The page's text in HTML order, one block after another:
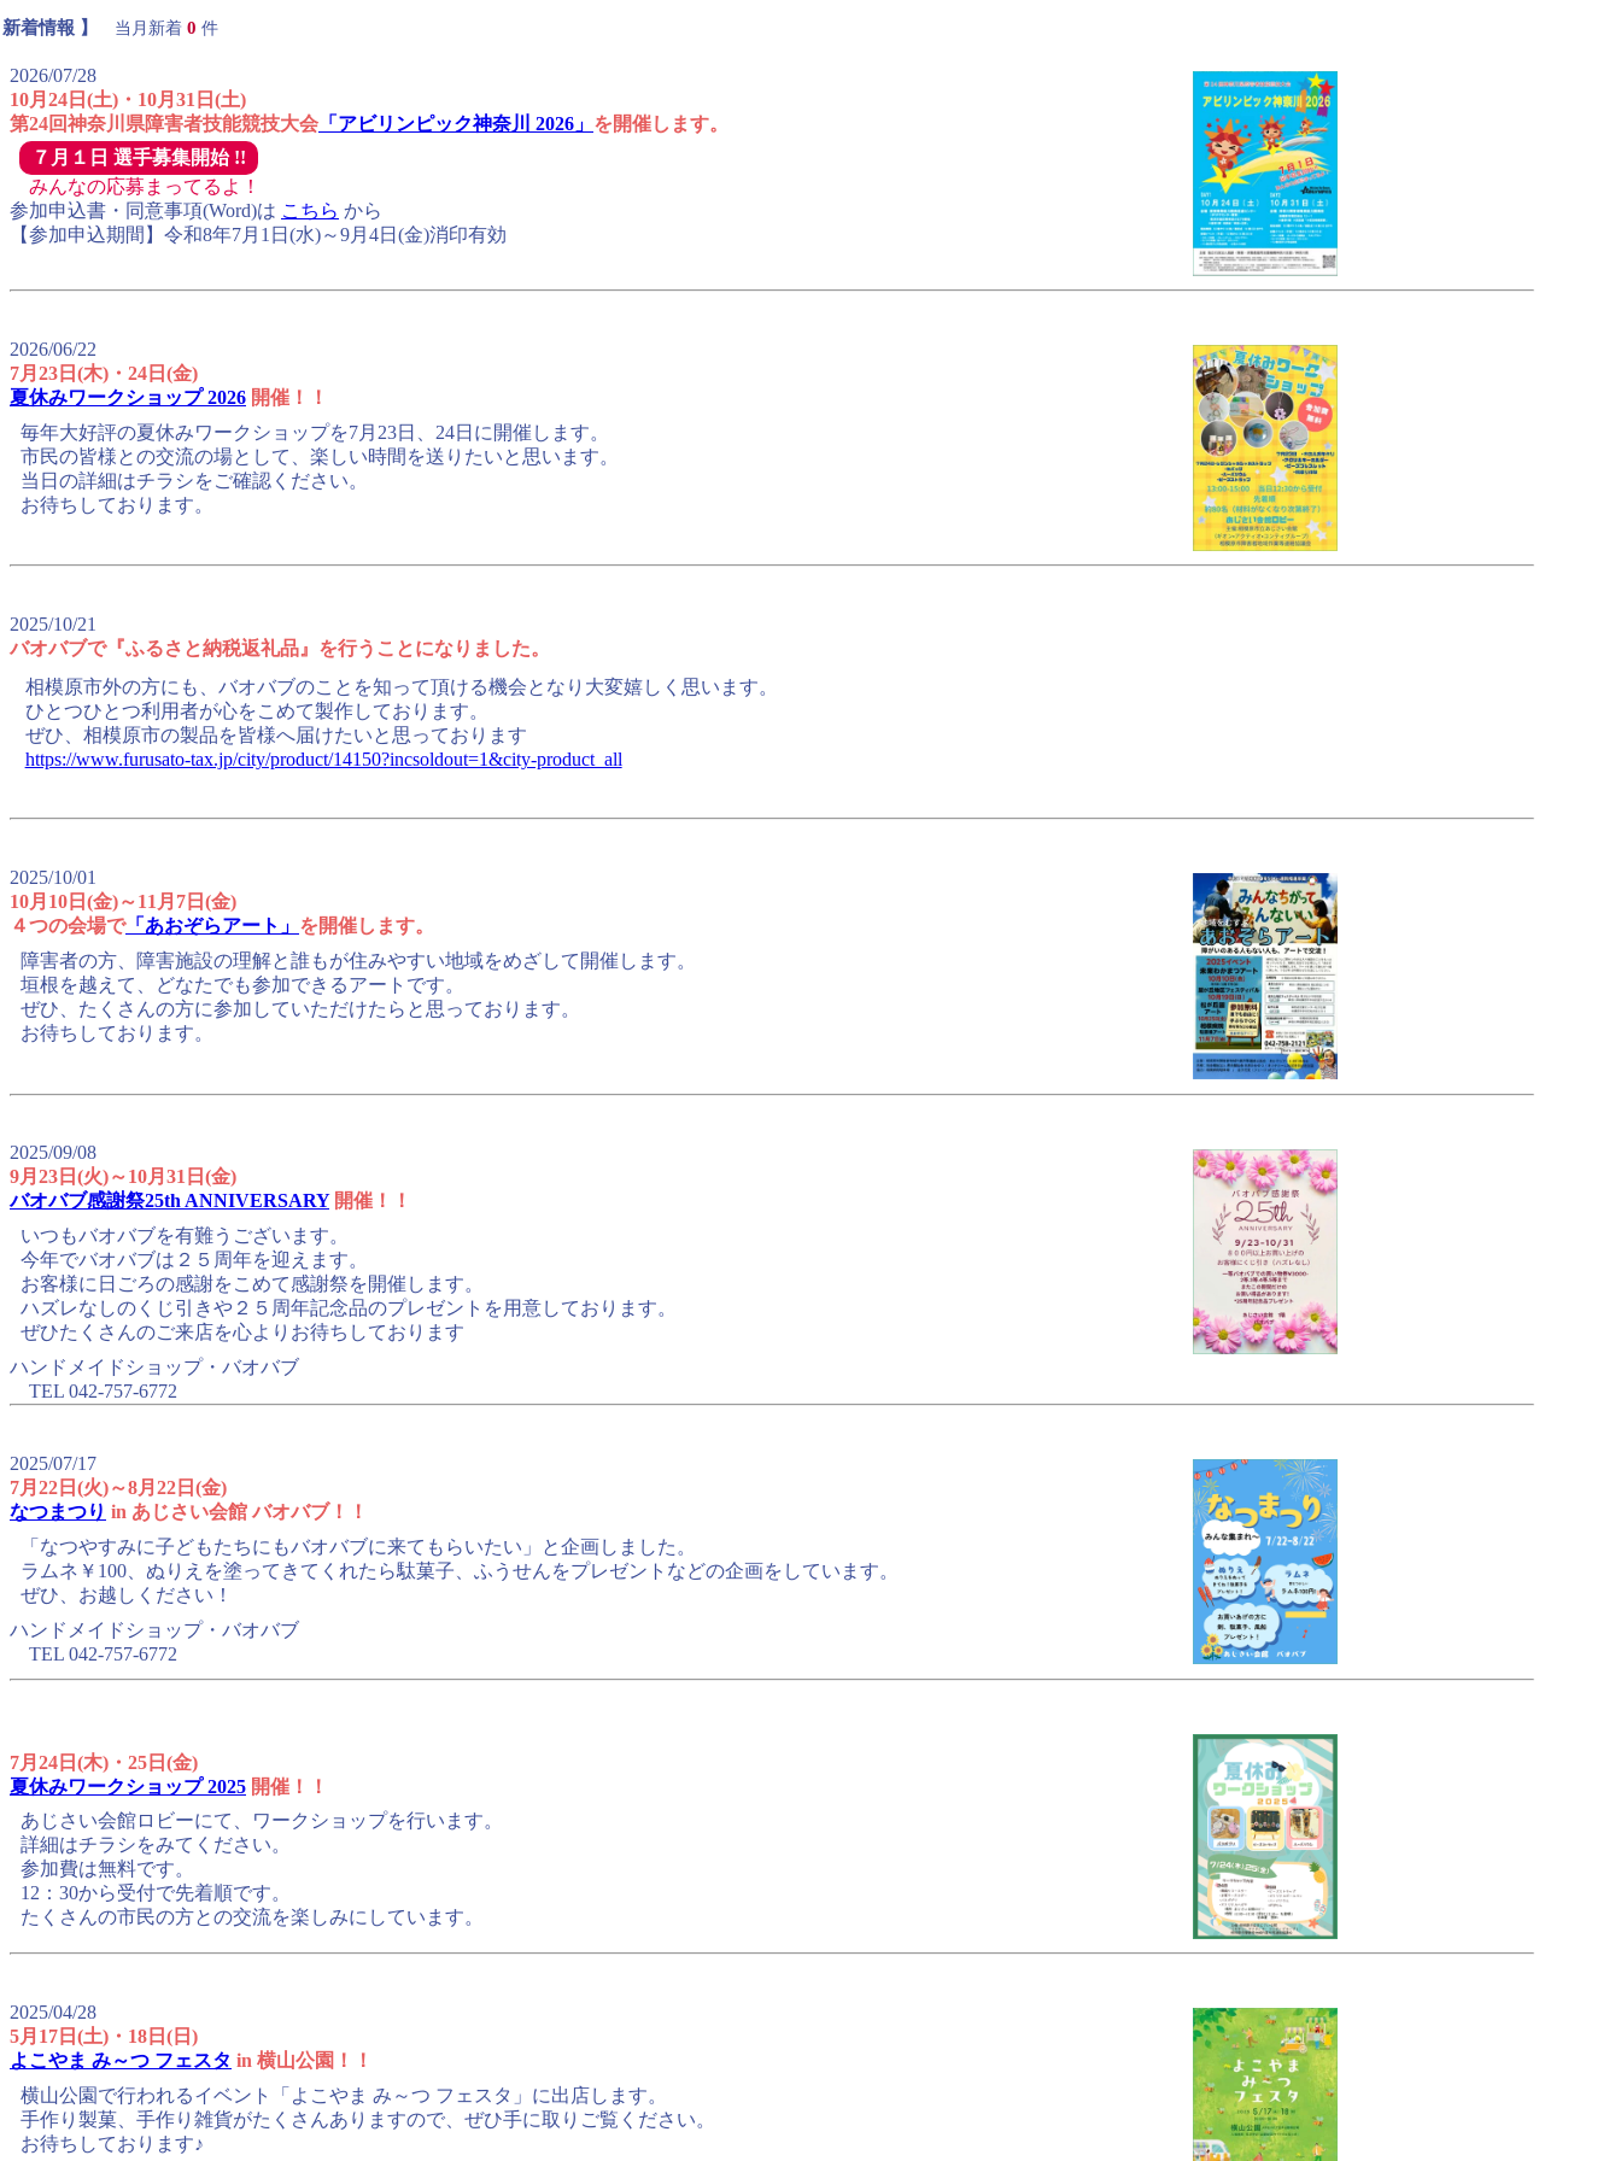
着情報 】 当月新着 0 件
2026/07/28
10月24日(土)・10月31日(土)
第24回神奈川県障害者技能競技大会 「アビリンピック神奈川 2026」 を開催します。
７月１日 選手募集開始 !!
みんなの応募まってるよ！
参加申込書・同意事項(Word)は こちら から
【参加申込期間】令和8年7月1日(水)～9月4日(金)消印有効
2026/06/22
7月23日(木)・24日(金)
夏休みワークショップ 2026 開催！！
毎年大好評の夏休みワークショップを7月23日、24日に開催します。
市民の皆様との交流の場として、楽しい時間を送りたいと思います。
当日の詳細はチラシをご確認ください。
お待ちしております。
2025/10/21
バオバブで『ふるさと納税返礼品』を行うことになりました。
相模原市外の方にも、バオバブのことを知って頂ける機会となり大変嬉しく思います。
ひとつひとつ利用者が心をこめて製作しております。
ぜひ、相模原市の製品を皆様へ届けたいと思っております
https://www.furusato-tax.jp/city/product/14150?incsoldout=1&city-product_all
2025/10/01
10月10日(金)～11月7日(金)
４つの会場で「あおぞらアート」 を開催します。
障害者の方、障害施設の理解と誰もが住みやすい地域をめざして開催します。
垣根を越えて、どなたでも参加できるアートです。
ぜひ、たくさんの方に参加していただけたらと思っております。
お待ちしております。
2025/09/08
9月23日(火)～10月31日(金)
バオバブ感謝祭25th ANNIVERSARY開催！！
いつもバオバブを有難うございます。
今年でバオバブは２５周年を迎えます。
お客様に日ごろの感謝をこめて感謝祭を開催します。
ハズレなしのくじ引きや２５周年記念品のプレゼントを用意しております。
ぜひたくさんのご来店を心よりお待ちしております
ハンドメイドショップ・バオバブ
TEL 042-757-6772
2025/07/17
7月22日(火)～8月22日(金)
なつまつり in あじさい会館 バオバブ！！
「なつやすみに子どもたちにもバオバブに来てもらいたい」と企画しました。
ラムネ￥100、ぬりえを塗ってきてくれたら駄菓子、ふうせんをプレゼントなどの企画をしています。
ぜひ、お越しください！
ハンドメイドショップ・バオバブ
TEL 042-757-6772
7月24日(木)・25日(金)
夏休みワークショップ 2025 開催！！
あじさい会館ロビーにて、ワークショップを行います。
詳細はチラシをみてください。
参加費は無料です。
12：30から受付で先着順です。
たくさんの市民の方との交流を楽しみにしています。
2025/04/28
5月17日(土)・18日(日)
よこやま み～つ フェスタ in 横山公園！！
横山公園で行われるイベント「よこやま み～つ フェスタ」に出店します。
手作り製菓、手作り雑貨がたくさんありますので、ぜひ手に取りご覧ください。
お待ちしております♪